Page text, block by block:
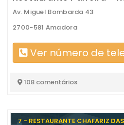
Av. Miguel Bombarda 43
2700-581 Amadora
Ver número de
108 comentários
7 - RESTAURANTE CHAFARIZ